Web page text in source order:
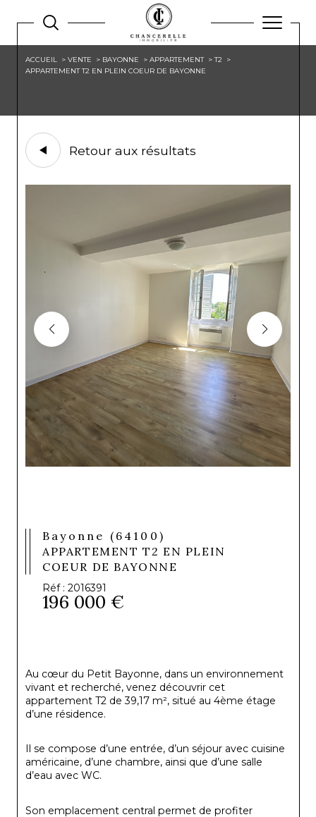
ACCUEIL VENTE BAYONNE APPARTEMENT
T2
APPARTEMENT T2 EN PLEIN COEUR DE BAYONNE
Retour aux résultats
Bayonne (64100)
APPARTEMENT T2 EN PLEIN
COEUR DE BAYONNE
Réf : 2016391
196 000 €
Au cœur du Petit Bayonne, dans un environnement
vivant et recherché, venez découvrir cet
appartement T2 de 39,17 m², situé au 4ème étage
d’une résidence.
Il se compose d’une entrée, d’un séjour avec cuisine
américaine, d’une chambre, ainsi que d’une salle
d’eau avec WC.
Son emplacement central permet de profiter